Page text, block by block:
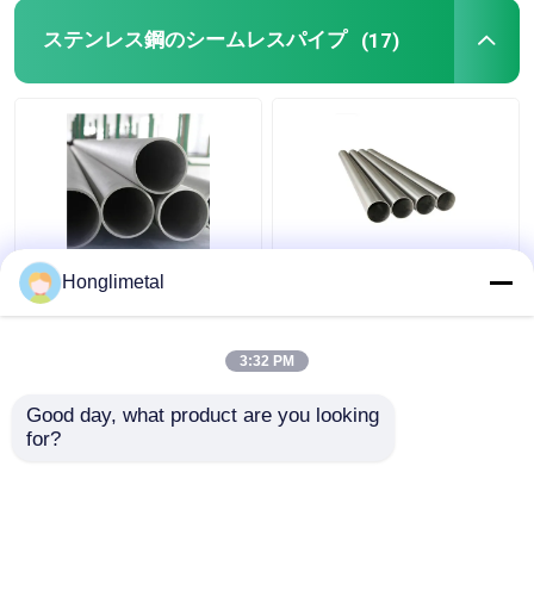
精密鋼鉄管
SS 丸いバー
ステンレス鋼のシームレスパイプ (17)
AISI ステンレス鋼の円
形の管
表面の明るい磨かれた
Honglimetal
3:32 PM
Good day, what product are you looking
for?